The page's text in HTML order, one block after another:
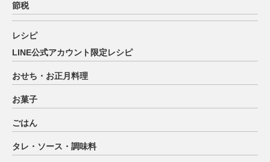
節税
レシピ
LINE公式アカウント限定レシピ
おせち・お正月料理
お菓子
ごはん
タレ・ソース・調味料